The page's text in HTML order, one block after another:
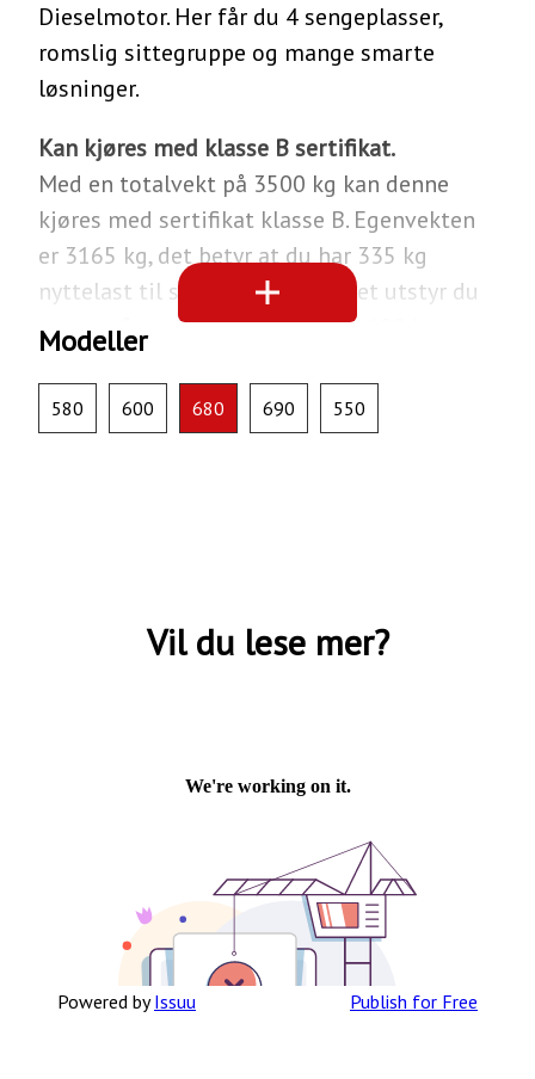
Dieselmotor. Her får du 4 sengeplasser,
romslig sittegruppe og mange smarte
løsninger.
Kan kjøres med klasse B sertifikat.
Med en totalvekt på 3500 kg kan denne
kjøres med sertifikat klasse B. Egenvekten
er 3165 kg, det betyr at du har 335 kg
nyttelast til sykler, grill og annet utstyr du
trenger å ta med. Hymer B-MC I 680 har
bred.
fremfor noen blant bobilfolket her til lands.
Med et bredt spekter av modeller av svært
Den tyske campinggiganten Hymer er
rangert blant de mest innovative og
suksessrike bobil- og
campingvognprodusentene i Europa.
Bobiler fra Hymer er kjent for sin høye
kvalitet og sitt gode design. Uansett
hvilken modell du velger vil du alltid finne
Modeller
580 600 680 690 550
Vil du lese mer?
Powered byIssuu Publish for Free